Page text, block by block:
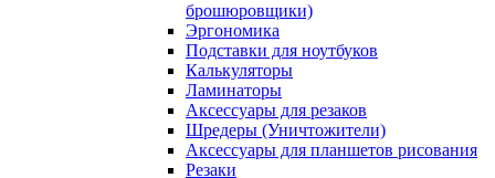
брошюровщики)
Эргономика
Подставки для ноутбуков
Калькуляторы
Ламинаторы
Аксессуары для резаков
Шредеры (Уничтожители)
Аксессуары для планшетов рисования
Резаки